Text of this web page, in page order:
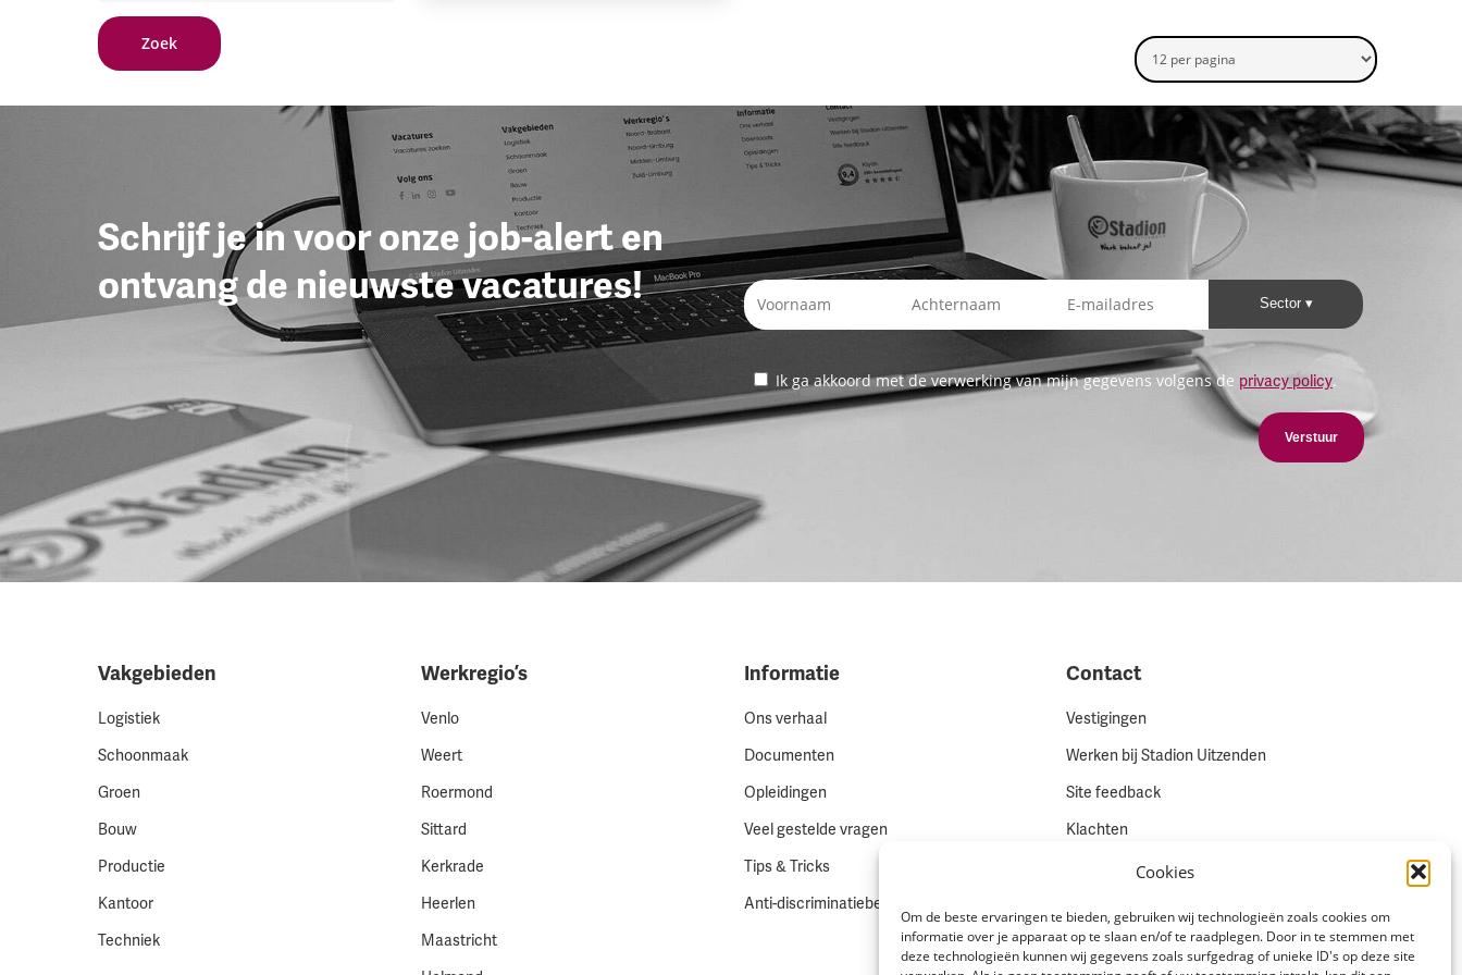
Cookies
Om de beste ervaringen te bieden, gebruiken wij technologieën zoals cookies om
informatie over je apparaat op te slaan en/of te raadplegen. Door in te stemmen met
deze technologieën kunnen wij gegevens zoals surfgedrag of unieke ID's op deze site
Schrijf je in voor onze job-alert en
ontvang de nieuwste vacatures!
Sector
Ik ga akkoord met de verwerking van mijn gegevens volgens de privacy policy.
Verstuur
Vakgebieden
Logistiek
Schoonmaak
Groen
Bouw
Productie
Kantoor
Techniek
Werkregio’s
Venlo
Weert
Roermond
Sittard
Kerkrade
Heerlen
Maastricht
Informatie
Ons verhaal
Documenten
Opleidingen
Veel gestelde vragen
Tips & Tricks
Anti-discriminatiebeleid
Contact
Vestigingen
Werken bij Stadion Uitzenden
Site feedback
Klachten